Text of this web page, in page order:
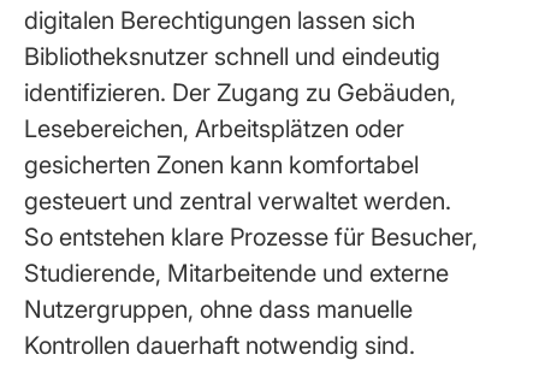
digitalen Berechtigungen lassen sich
Bibliotheksnutzer schnell und eindeutig
identifizieren. Der Zugang zu Gebäuden,
Lesebereichen, Arbeitsplätzen oder
gesicherten Zonen kann komfortabel
gesteuert und zentral verwaltet werden.
So entstehen klare Prozesse für Besucher,
Studierende, Mitarbeitende und externe
Nutzergruppen, ohne dass manuelle
Kontrollen dauerhaft notwendig sind.